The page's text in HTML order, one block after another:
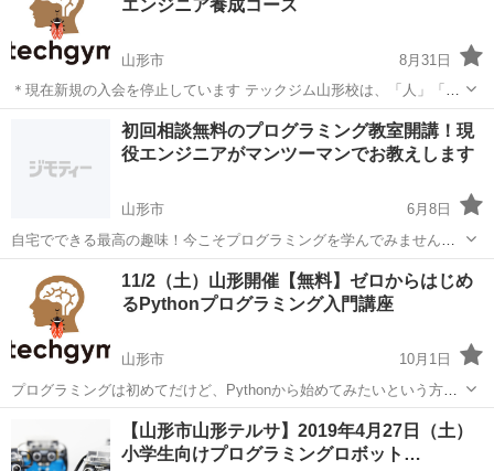
宅へお伺いします。 パソコン...
エンジニア養成コース
山形市
8月31日
＊現在新規の入会を停止しています テックジム山形校は、「人」「サ
ービス」「組織」「社会」の成長を支援する4Growthが運営していま
す。 【カリキュラム/コース】 ・Python基礎コース ・...
山形市 プログラミング Python
初回相談無料のプログラミング教室開講！現
役エンジニアがマンツーマンでお教えします
山形市
6月8日
自宅でできる最高の趣味！今こそプログラミングを学んでみません
か？ IT系ベンチャー企業でWEBシステムメインのエンジニアとして経
験を積んだ後、 人と話し、人に伝えることの魅力に惹かれ、教育分野
に転向。 その...
プログラミング リモート
11/2（土）山形開催【無料】ゼロからはじめ
るPythonプログラミング入門講座
山形市
10月1日
プログラミングは初めてだけど、Pythonから始めてみたいという方の
ために、無料のハンズオン開発講座をご用意いたしました。 当講座
は、東京を中心に全国ですでに2700名以上の参加者が参加している人
気講座です。 htt...
プログラミング
【山形市山形テルサ】2019年4月27日（土）
小学生向けプログラミングロボット…